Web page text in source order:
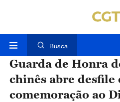
Busca
Guarda de Honra
chinês abre desfile
comemoração ao